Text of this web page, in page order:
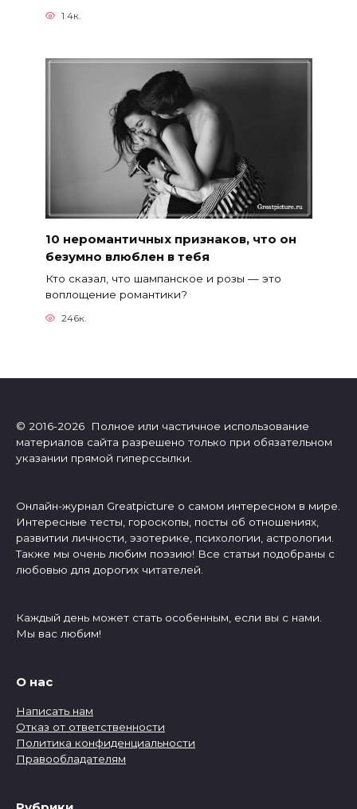
1.4к.
10 неромантичных признаков, что он
безумно влюблен в тебя
Кто сказал, что шампанское и розы — это
воплощение романтики?
246к.
© 2016-2026 Полное или частичное использование
материалов сайта разрешено только при обязательном
указании прямой гиперссылки.
Онлайн-журнал Greatpicture о самом интересном в мире.
Интересные тесты, гороскопы, посты об отношениях,
развитии личности, эзотерике, психологии, астрологии.
Также мы очень любим поэзию! Все статьи подобраны с
любовью для дорогих читателей.
Каждый день может стать особенным, если вы с нами.
Мы вас любим!
О нас
Написать нам
Отказ от ответственности
Политика конфиденциальности
Правообладателям